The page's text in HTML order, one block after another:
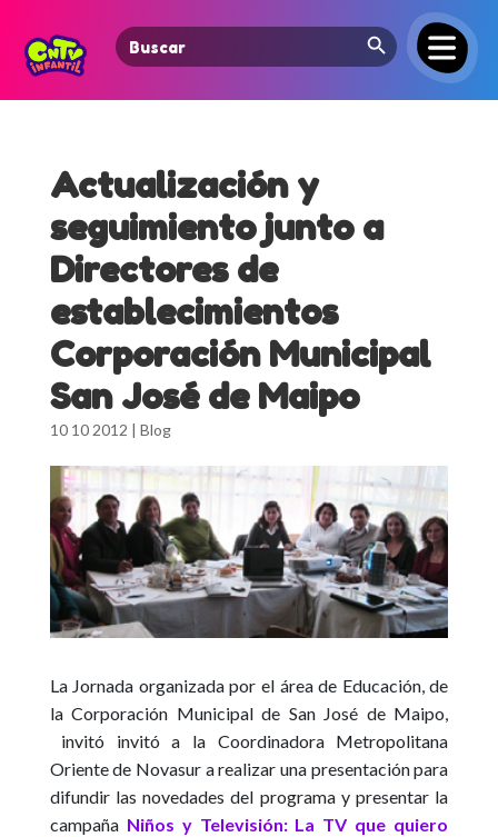
Search
for:
Search Button
Actualización y
seguimiento junto a
Directores de
establecimientos
Corporación Municipal
San José de Maipo
10 10 2012 | Blog
La Jornada organizada por el área de Educación, de
la Corporación Municipal de San José de Maipo,
invitó invitó a la Coordinadora Metropolitana
Oriente de Novasur a realizar una presentación para
difundir las novedades del programa y presentar la
campaña Niños y Televisión: La TV que quiero